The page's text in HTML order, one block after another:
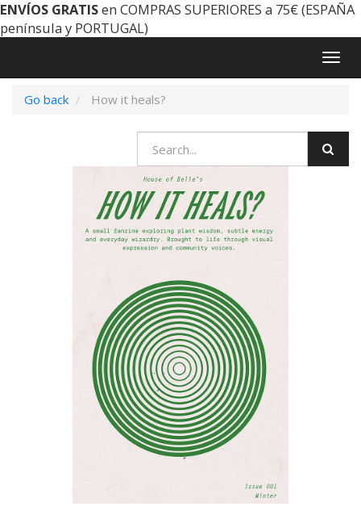
ENVÍOS GRATISen COMPRAS SUPERIORES a 75€ (ESPAÑA
península y PORTUGAL)
Go back
How it heals?